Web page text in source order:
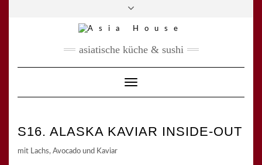
| Haager Str. 39 | 85435 Erding
08122 9446572 |Mobil
asiatische küche & sushi
Toggle Navigation
S16. ALASKA KAVIAR INSIDE-OUT
mit Lachs, Avocado und Kaviar